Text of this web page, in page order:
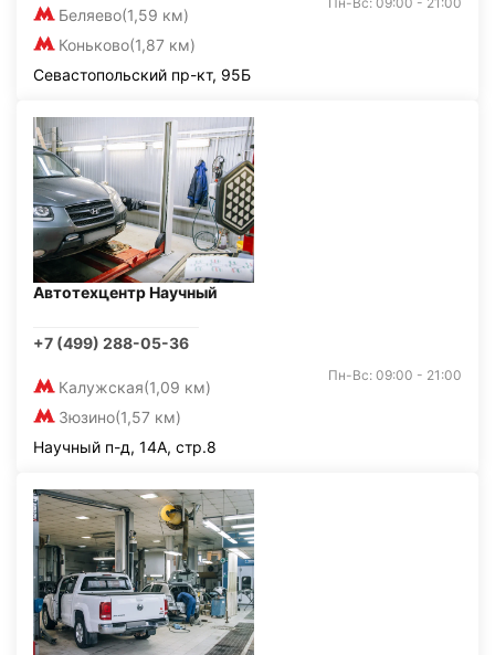
Беляево(1,59 км)
Коньково(1,87 км)
Севастопольский пр-кт, 95Б
Автотехцентр Научный
+7 (499) 288-05-36
Калужская(1,09 км)
Зюзино(1,57 км)
Пн-Вс: 09:00 - 21:00
Научный п-д, 14А, стр.8